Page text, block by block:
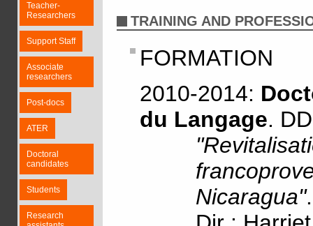
Teacher-
Researchers
Support Staff
Associate
researchers
Post-docs
ATER
Doctoral
candidates
Students
Research
TRAINING AND
FORMATION
2010-2014:
du Langage.
Nicaragua".